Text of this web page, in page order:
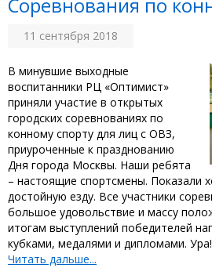
Соревнования по
11 сентября 2018
В минувшие выходные
воспитанники РЦ «Оптимист»
приняли участие в открытых
городских соревнованиях по
конному спорту для лиц с ОВЗ,
приуроченные к празднованию
Дня города Москвы. Наши ребята
– настоящие спортсмены. Показали
достойную езду. Все участники
большое удовольствие и массу
итогам выступлений победителей
кубками, медалями и дипломами.
Читать дальше...